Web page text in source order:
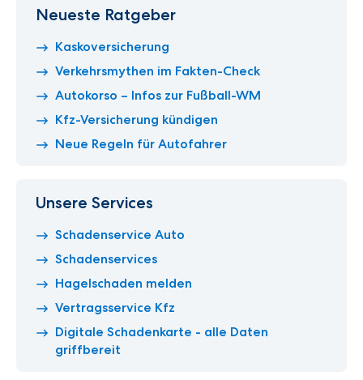
Neueste Ratgeber
Kaskoversicherung
Verkehrsmythen im Fakten-Check
Autokorso – Infos zur Fußball-WM
Kfz-Versicherung kündigen
Neue Regeln für Autofahrer
Unsere Services
Schadenservice Auto
Schadenservices
Hagelschaden melden
Vertragsservice Kfz
Digitale Schadenkarte - alle Daten
griffbereit